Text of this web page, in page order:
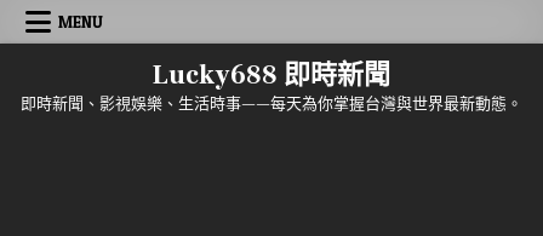
Skip to content
MENU
Lucky688 即時新聞
即時新聞、影視娛樂、生活時事——每天為你掌握台灣與世界最新動態。